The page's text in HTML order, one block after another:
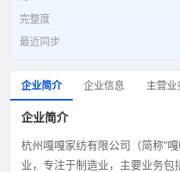
完整度
最近同步
企业简介 企业信息 主营业
企业简介
杭州嘎嘎家纺有限公司（简称“
业，专注于制造业，主要业务